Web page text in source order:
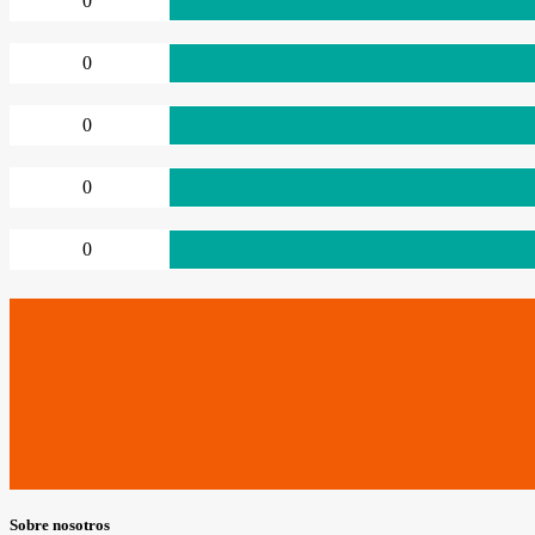
0
0
0
0
Sobre nosotros